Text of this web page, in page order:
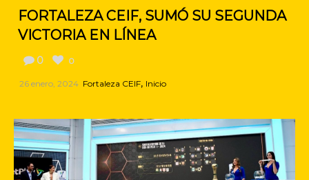
FORTALEZA CEIF, SUMÓ SU SEGUNDA
VICTORIA EN LÍNEA
0 0
26 enero, 2024 Fortaleza CEIF, Inicio